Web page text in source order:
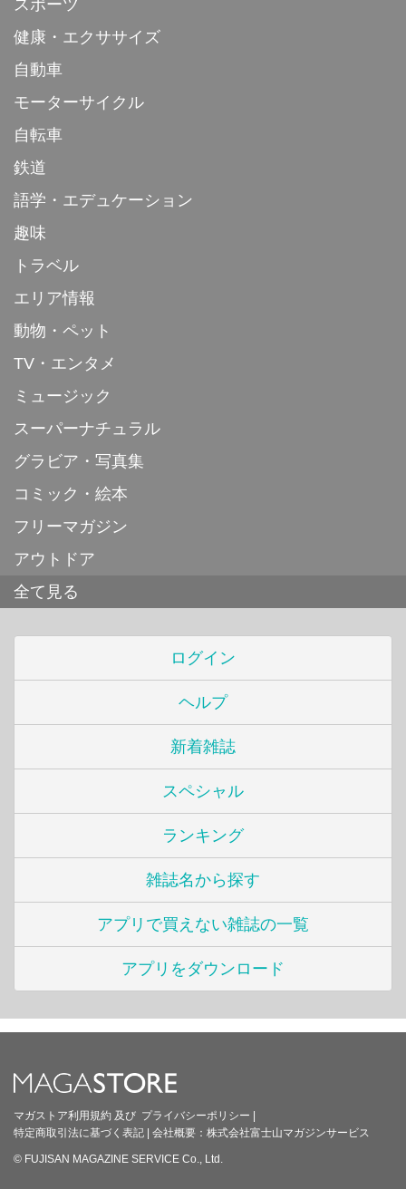
スポーツ
健康・エクササイズ
自動車
モーターサイクル
自転車
鉄道
語学・エデュケーション
趣味
トラベル
エリア情報
動物・ペット
TV・エンタメ
ミュージック
スーパーナチュラル
グラビア・写真集
コミック・絵本
フリーマガジン
アウトドア
全て見る
ログイン
ヘルプ
新着雑誌
スペシャル
ランキング
雑誌名から探す
アプリで買えない雑誌の一覧
アプリをダウンロード
マガストア利用規約 及び プライバシーポリシー
特定商取引法に基づく表記
会社概要： 株式会社富士山マガジンサービス
© FUJISAN MAGAZINE SERVICE Co., Ltd.